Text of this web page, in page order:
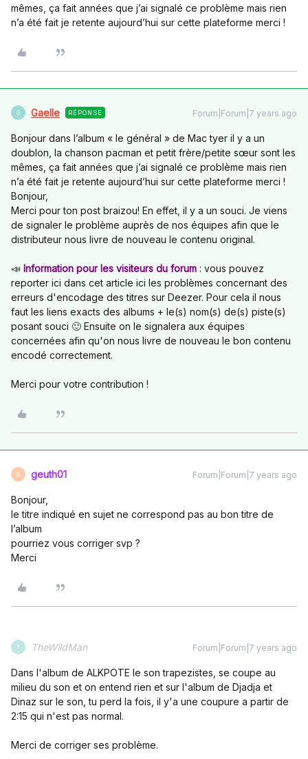
mêmes, ça fait années que j’ai signalé ce problème mais rien
n’a été fait je retente aujourd’hui sur cette plateforme merci !
G Gaelle RÉPONSE Forum|Forum|7 years ago
Bonjour dans l’album « le général » de Mac tyer il y a un
doublon, la chanson pacman et petit frère/petite sœur sont les
mêmes, ça fait années que j’ai signalé ce problème mais rien
n’a été fait je retente aujourd’hui sur cette plateforme merci !
Bonjour,
Merci pour ton post braizou! En effet, il y a un souci. Je viens
de signaler le problème auprès de nos équipes afin que le
distributeur nous livre de nouveau le contenu original.
📣 Information pour les visiteurs du forum : vous pouvez
reporter ici dans cet article ici les problèmes concernant des
erreurs d'encodage des titres sur Deezer. Pour cela il nous
faut les liens exacts des albums + le(s) nom(s) de(s) piste(s)
posant souci 🙂 Ensuite on le signalera aux équipes
concernées afin qu'on nous livre de nouveau le bon contenu
encodé correctement.
Merci pour votre contribution !
G geuth01 Forum|Forum|7 years ago
Bonjour,
le titre indiqué en sujet ne correspond pas au bon titre de
l’album
pourriez vous corriger svp ?
Merci
T TheWildMan Forum|Forum|7 years ago
Dans l'album de ALKPOTE le son trapezistes, se coupe au
milieu du son et on entend rien et sur l'album de Djadja et
Dinaz sur le son, tu perd la fois, il y'a une coupure a partir de
2:15 qui n'est pas normal.
Merci de corriger ses problème.